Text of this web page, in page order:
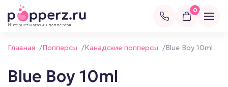
Интернет магазин попперсов
0
Главная /Попперсы /Канадские попперсы /Blue Boy 10ml
Blue Boy 10ml